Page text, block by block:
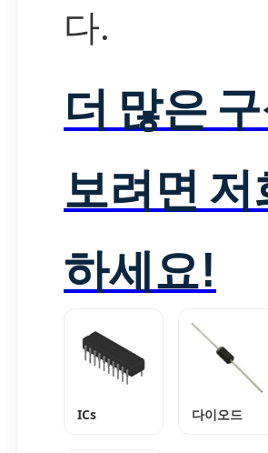
다.
더 많은
보려면
하세요!
ICs 다이오드